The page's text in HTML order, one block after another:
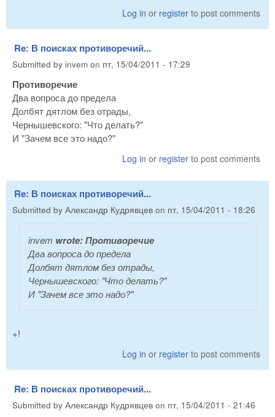
Log in or register to post comments
Re: В поисках противоречий...
Submitted by invem on пт, 15/04/2011 - 17:29
Противоречие
Два вопроса до предела
Долбят дятлом без отрады,
Чернышевского: "Что делать?"
И "Зачем все это надо?"
Log in or register to post comments
Re: В поисках противоречий...
Submitted by Александр Кудрявцев on пт, 15/04/2011 - 18:26
invem wrote:Противоречие
Два вопроса до предела
Долбят дятлом без отрады,
Чернышевского: "Что делать?"
И "Зачем все это надо?"
+!
Log in or register to post comments
Re: В поисках противоречий...
Submitted by Александр Кудрявцев on пт, 15/04/2011 - 21:46